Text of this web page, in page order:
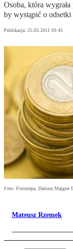
Osoba, która
by wystąpić o odsetki
Publikacja: 25.03.2011 03:45
Foto: Fotorzepa, Dariusz Majgier
Mateusz Rzemek